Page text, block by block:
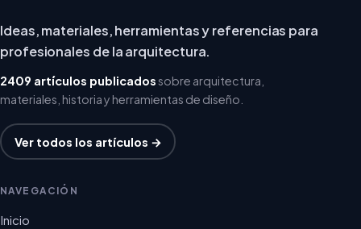
Ideas, materiales, herramientas y referencias para
profesionales de la arquitectura.
2409 artículos publicadossobre arquitectura,
materiales, historia y herramientas de diseño.
Ver todos los artículos →
NAVEGACIÓN
Inicio